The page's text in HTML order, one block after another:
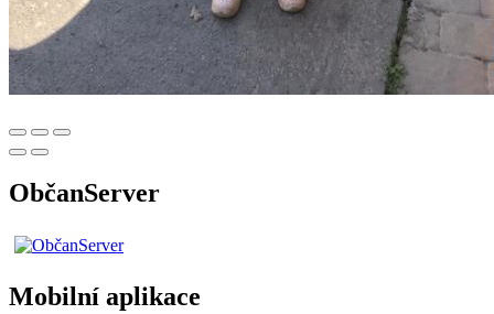
ObčanServer
Mobilní aplikace